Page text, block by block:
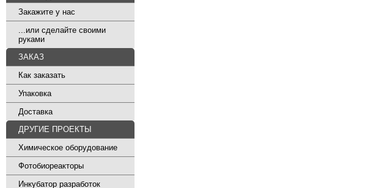
Закажите у нас
...или сделайте своими
руками
ЗАКАЗ
Как заказать
Упаковка
Доставка
ДРУГИЕ ПРОЕКТЫ
Химическое оборудование
Фотобиореакторы
Инкубатор разработок